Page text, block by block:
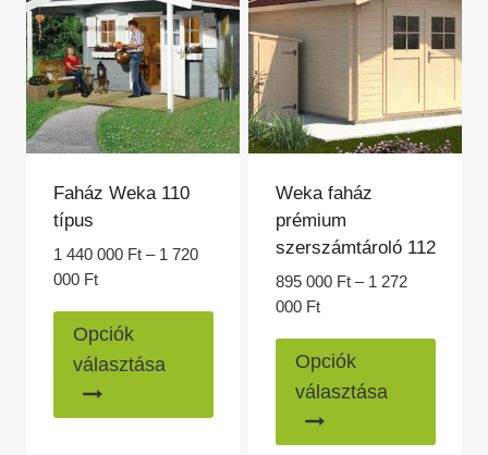
változatok
a
termékoldalon
választhatók
ki
a
ki
Faház Weka 110
típus
1 440 000 Ft – 1 720
000 FtÁrtartomány:
440
000 Ft
1
Opciók
választása
terméknek
több
variációja
Weka faház
prémium
szerszámtároló 112
895 000 Ft – 1 272
000 FtÁrtartomány:
000 Ft
-
272
Opciók
választása
több